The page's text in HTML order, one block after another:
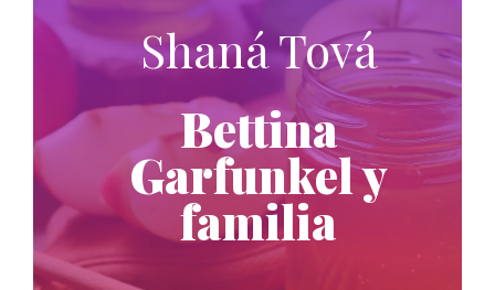
Shaná Tová
Bettina
Garfunkel y
familia